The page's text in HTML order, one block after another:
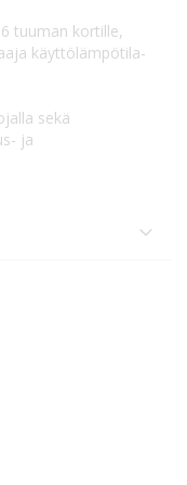
tuuman kortille,
käyttölämpötila-
sekä
ja